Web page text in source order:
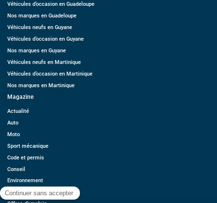
Véhicules d’occasion en Guadeloupe
Nos marques en Guadeloupe
Véhicules neufs en Guyane
Véhicules d’occasion en Guyane
Nos marques en Guyane
Véhicules neufs en Martinique
Véhicules d’occasion en Martinique
Nos marques en Martinique
Magazine
Actualité
Auto
Moto
Sport mécanique
Code et permis
Conseil
Environnement
Économie